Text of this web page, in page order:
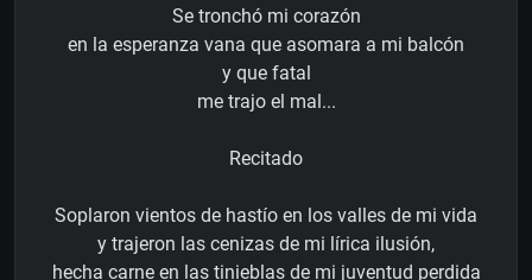
Se tronchó mi corazón
en la esperanza vana que asomara a mi balcón
y que fatal
me trajo el mal...
Recitado
Soplaron vientos de hastío en los valles de mi vida
y trajeron las cenizas de mi lírica ilusión,
hecha carne en las tinieblas de mi juventud perdida